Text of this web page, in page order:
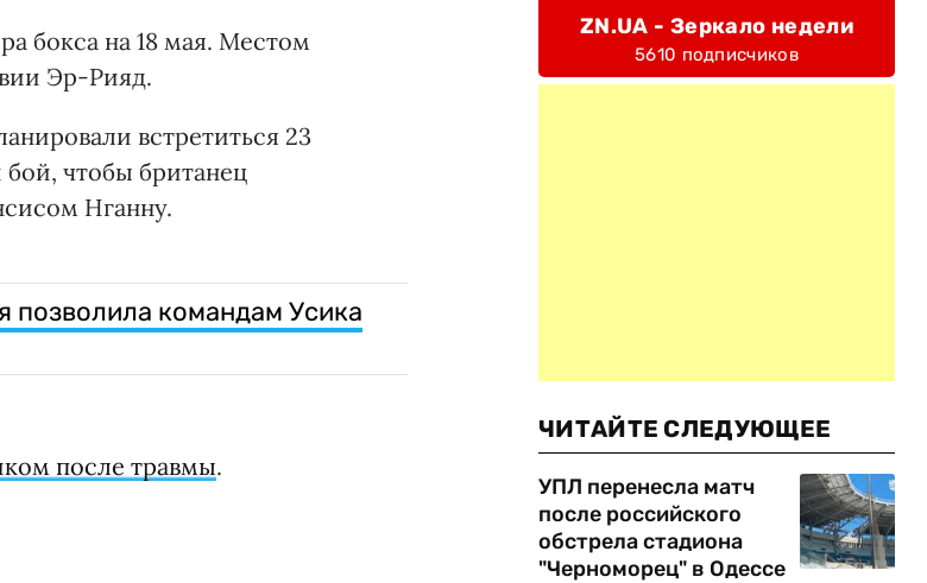
бокса на 18 мая. Местом
Эр-Рияд.
встретиться 23
чтобы британец
Нганну.
позволила командам Усика
после травмы.
ZN.UA - Зеркало недели
5610 подписчиков
ЧИТАЙТЕ СЛЕДУЮЩЕЕ
УПЛ перенесла матч
после российского
обстрела стадиона
"Черноморец" в Одессе